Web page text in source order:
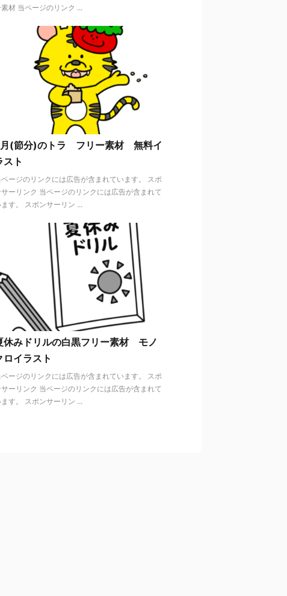
素材 当ページのリンク ...
(節分)のトラ フリー素材 無料イ
スト
ページのリンクには広告が含まれています。 スポ
サーリンク 当ページのリンクには広告が含まれて
ます。 スポンサーリン ...
休みドリルの白黒フリー素材 モノ
ロイラスト
ページのリンクには広告が含まれています。 スポ
サーリンク 当ページのリンクには広告が含まれて
ます。 スポンサーリン ...